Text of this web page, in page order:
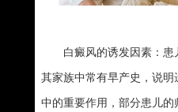
白癜风的诱发因素：患
其家族中常有早产史，说
中的重要作用，部分患儿的